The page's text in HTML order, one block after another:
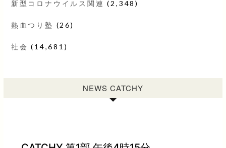
新型コロナウイルス関連 (2,348)
熱血つり塾 (26)
社会 (14,681)
NEWS CATCHY